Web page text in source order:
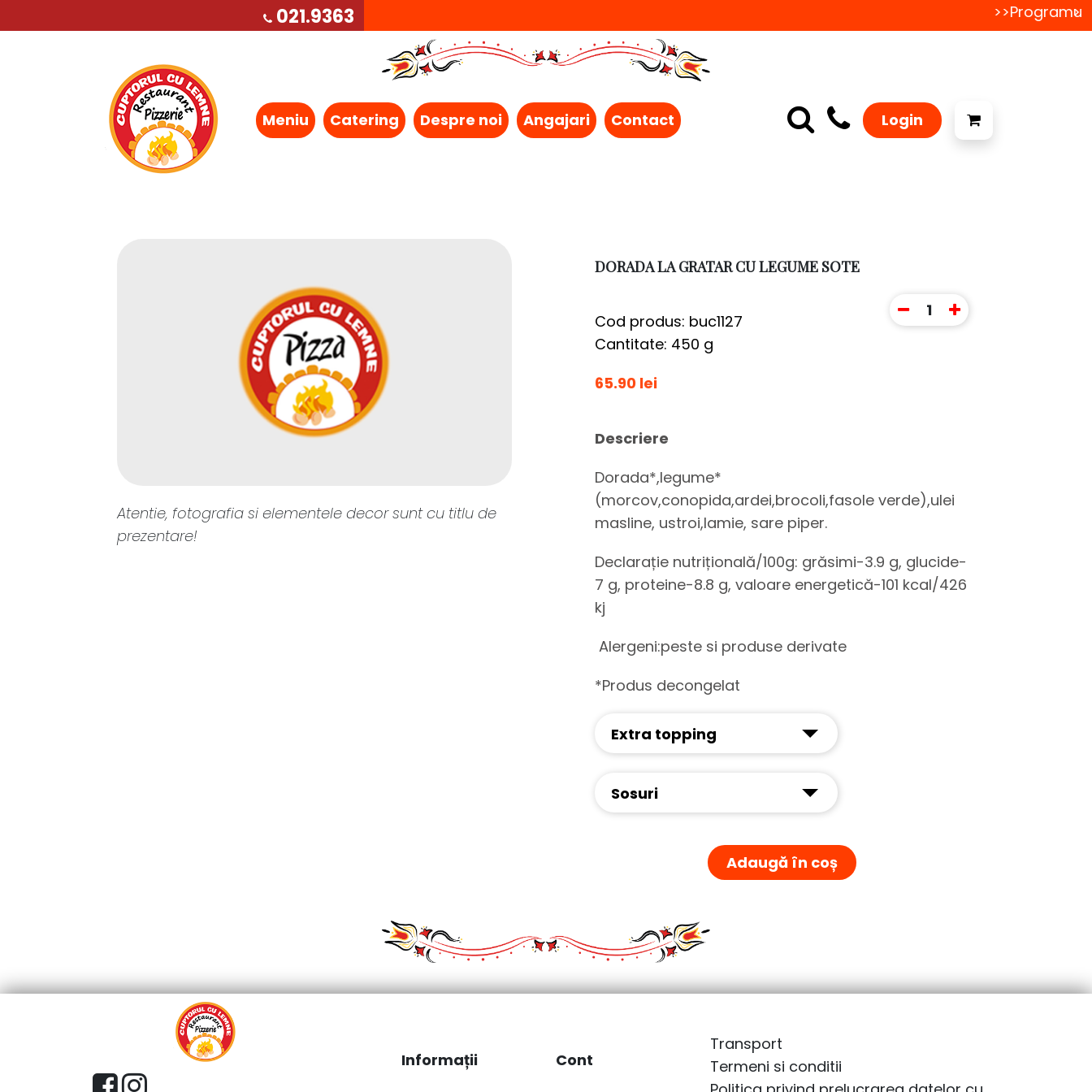
021.9363
Meniu Catering Despre noi Angajari Contact Login
Atentie, fotografia si elementele decor sunt cu titlu de
prezentare!
DORADA LA GRATAR CU LEGUME SOTE
Cod produs: buc1127
Cantitate: 450 g
65.90 lei
1
Descriere
Dorada*,legume*
(morcov,conopida,ardei,brocoli,fasole verde),ulei
masline, ustroi,lamie, sare piper.
Declarație nutrițională/100g: grăsimi-3.9 g, glucide-
7 g, proteine-8.8 g, valoare energetică-101 kcal/426
kj
Alergeni:peste si produse derivate
*Produs decongelat
Extra topping
Sosuri
Adaugă în coș
Informații
Cont
Transport
Termeni si conditii